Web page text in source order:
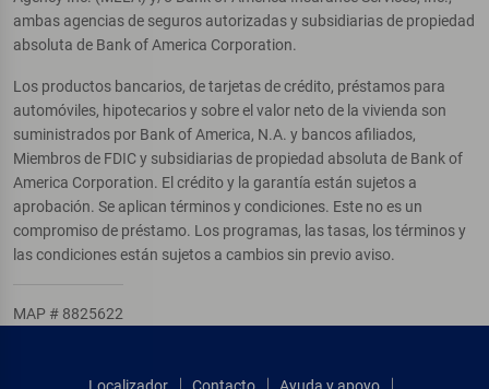
ambas agencias de seguros autorizadas y subsidiarias de propiedad
absoluta de Bank of America Corporation.
Los productos bancarios, de tarjetas de crédito, préstamos para
automóviles, hipotecarios y sobre el valor neto de la vivienda son
suministrados por Bank of America, N.A. y bancos afiliados,
Miembros de FDIC y subsidiarias de propiedad absoluta de Bank of
America Corporation. El crédito y la garantía están sujetos a
aprobación. Se aplican términos y condiciones. Este no es un
compromiso de préstamo. Los programas, las tasas, los términos y
las condiciones están sujetos a cambios sin previo aviso.
MAP # 8825622